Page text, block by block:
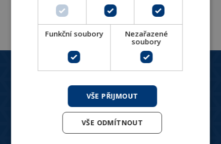
Zákaznický servis
Po-Pá: 8:30 - 16:00
hydronix@hydronix.cz
Funkční soubory
Nezařazené
soubory
VŠE PŘIJMOUT
VŠE ODMÍTNOUT